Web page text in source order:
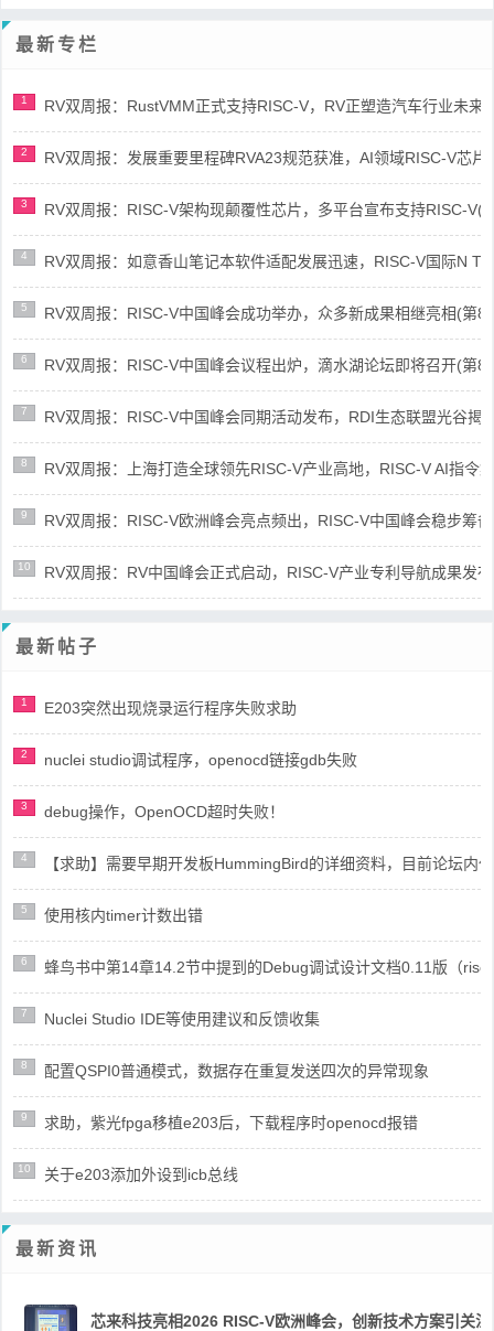
最新专栏
1 RV双周报：RustVMM正式支持RISC-V，RV正塑造汽车行业未来
2 RV双周报：发展重要里程碑RVA23规范获准，AI领域RISC-V芯
3 RV双周报：RISC-V架构现颠覆性芯片，多平台宣布支持RISC-V(
4 RV双周报：如意香山笔记本软件适配发展迅速，RISC-V国际N
5 RV双周报：RISC-V中国峰会成功举办，众多新成果相继亮相(第
6 RV双周报：RISC-V中国峰会议程出炉，滴水湖论坛即将召开(第
7 RV双周报：RISC-V中国峰会同期活动发布，RDI生态联盟光谷揭
8 RV双周报：上海打造全球领先RISC-V产业高地，RISC-V AI指令
9 RV双周报：RISC-V欧洲峰会亮点频出，RISC-V中国峰会稳步筹
10 RV双周报：RV中国峰会正式启动，RISC-V产业专利导航成果发
最新帖子
1 E203突然出现烧录运行程序失败求助
2 nuclei studio调试程序，openocd链接gdb失败
3 debug操作，OpenOCD超时失败！
4 【求助】需要早期开发板HummingBird的详细资料，目前论坛内
5 使用核内timer计数出错
6 蜂鸟书中第14章14.2节中提到的Debug调试设计文档0.11版（
7 Nuclei Studio IDE等使用建议和反馈收集
8 配置QSPI0普通模式，数据存在重复发送四次的异常现象
9 求助，紫光fpga移植e203后，下载程序时openocd报错
10 关于e203添加外设到icb总线
最新资讯
芯来科技亮相2026 RISC-V欧洲峰会，创新技术方案引关注